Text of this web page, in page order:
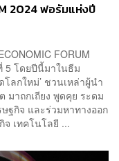
2024 ฟอรัมแห่งปี
FORUM
5 โดยปีนี้มาในธีม
โลกใหม่’ ชวนเหล่าผู้นำ
มาถกเถียง พูดคุย ระดม
ฐกิจ และร่วมหาทางออก
จ เทคโนโลยี ...